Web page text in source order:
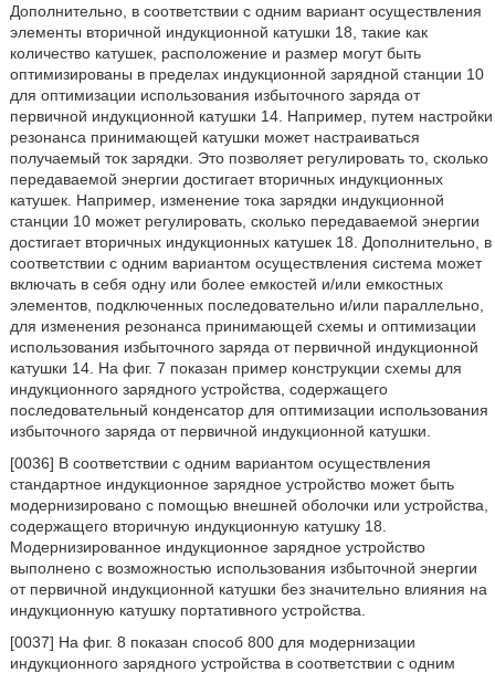
Дополнительно, в соответствии с одним вариант осуществления
элементы вторичной индукционной катушки 18, такие как
количество катушек, расположение и размер могут быть
оптимизированы в пределах индукционной зарядной станции 10
для оптимизации использования избыточного заряда от
первичной индукционной катушки 14. Например, путем настройки
резонанса принимающей катушки может настраиваться
получаемый ток зарядки. Это позволяет регулировать то, сколько
передаваемой энергии достигает вторичных индукционных
катушек. Например, изменение тока зарядки индукционной
станции 10 может регулировать, сколько передаваемой энергии
достигает вторичных индукционных катушек 18. Дополнительно, в
соответствии с одним вариантом осуществления система может
включать в себя одну или более емкостей и/или емкостных
элементов, подключенных последовательно и/или параллельно,
для изменения резонанса принимающей схемы и оптимизации
использования избыточного заряда от первичной индукционной
катушки 14. На фиг. 7 показан пример конструкции схемы для
индукционного зарядного устройства, содержащего
последовательный конденсатор для оптимизации использования
избыточного заряда от первичной индукционной катушки.
[0036] В соответствии с одним вариантом осуществления
стандартное индукционное зарядное устройство может быть
модернизировано с помощью внешней оболочки или устройства,
содержащего вторичную индукционную катушку 18.
Модернизированное индукционное зарядное устройство
выполнено с возможностью использования избыточной энергии
от первичной индукционной катушки без значительно влияния на
индукционную катушку портативного устройства.
[0037] На фиг. 8 показан способ 800 для модернизации
индукционного зарядного устройства в соответствии с одним